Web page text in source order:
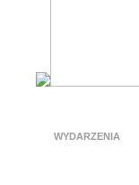
WYDARZENIA